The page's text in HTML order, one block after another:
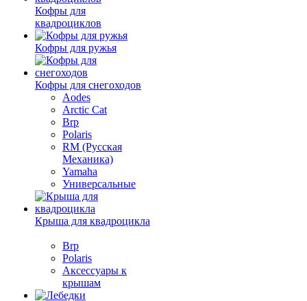
Кофры для
квадроциклов
Кофры для ружья
Кофры для снегоходов
Aodes
Arctic Cat
Brp
Polaris
RM (Русская
Механика)
Yamaha
Универсальные
Крыша для квадроцикла
Brp
Polaris
Аксессуары к
крышам